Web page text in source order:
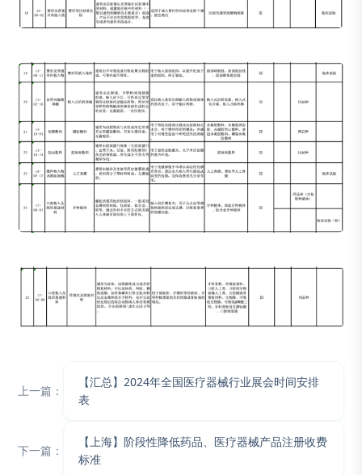
上一篇：
【汇总】2024年全国医疗器械行业展会时间安排
表
下一篇：
【上海】阶段性降低药品、医疗器械产品注册收费
标准